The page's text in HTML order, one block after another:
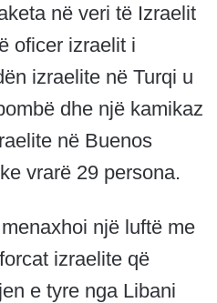
në veri të Izraelit
oficer izraelit i
izraelite në Turqi u
dhe një kamikaz
në Buenos
vrarë 29 persona.
një luftë me
izraelite që
e tyre nga Libani